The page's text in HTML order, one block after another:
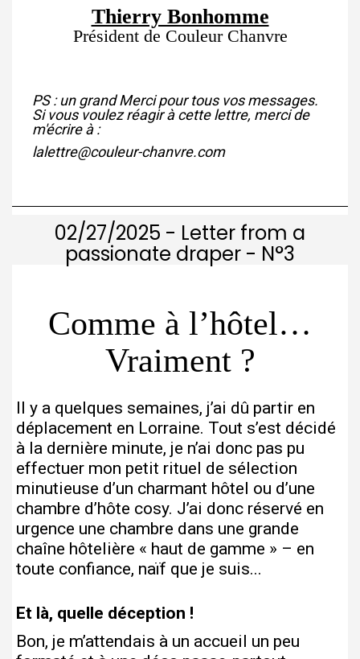
Thierry Bonhomme
Président de Couleur Chanvre
PS : un grand Merci pour tous vos messages.
Si vous voulez réagir à cette lettre, merci de
m'écrire à :
lalettre@couleur-chanvre.com
02/27/2025 - Letter from a
passionate draper - N°3
Comme à l’hôtel…
Vraiment ?
Il y a quelques semaines, j’ai dû partir en
déplacement en Lorraine. Tout s’est décidé
à la dernière minute, je n’ai donc pas pu
effectuer mon petit rituel de sélection
minutieuse d’un charmant hôtel ou d’une
chambre d’hôte cosy. J’ai donc réservé en
urgence une chambre dans une grande
chaîne hôtelière « haut de gamme » – en
toute confiance, naïf que je suis...
Et là, quelle déception !
Bon, je m’attendais à un accueil un peu